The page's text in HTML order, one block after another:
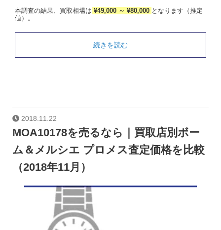
本調査の結果、買取相場は ¥49,000 ～ ¥80,000 となります（推定
値）。
続きを読む
2018.11.22
MOA10178を売るなら｜買取店別ボー
ム＆メルシエ プロメス査定価格を比較
（2018年11月）